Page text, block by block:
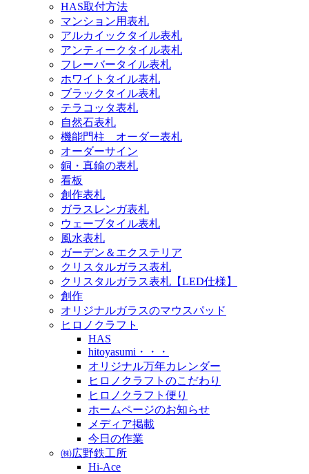
HAS取付方法
マンション用表札
アルカイックタイル表札
アンティークタイル表札
フレーバータイル表札
ホワイトタイル表札
ブラックタイル表札
テラコッタ表札
自然石表札
機能門柱 オーダー表札
オーダーサイン
銅・真鍮の表札
看板
創作表札
ガラスレンガ表札
ウェーブタイル表札
風水表札
ガーデン＆エクステリア
クリスタルガラス表札
クリスタルガラス表札【LED仕様】
創作
オリジナルガラスのマウスパッド
ヒロノクラフト
HAS
hitoyasumi・・・
オリジナル万年カレンダー
ヒロノクラフトのこだわり
ヒロノクラフト便り
ホームページのお知らせ
メディア掲載
今日の作業
㈱広野鉄工所
Hi-Ace